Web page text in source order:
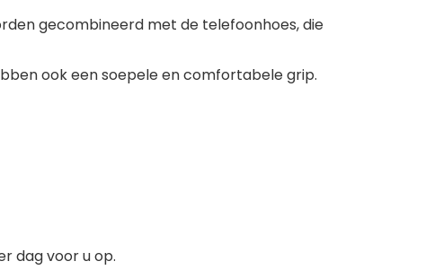
gecombineerd met de telefoonhoes, die
ook een soepele en comfortabele grip.
dag voor u op.